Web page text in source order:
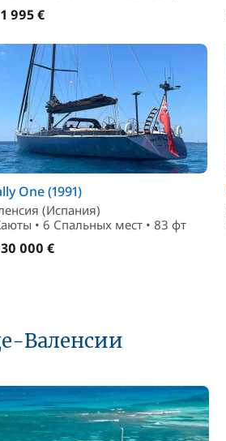
1 995 €
One (1991)
(Испания)
• 6 Спальныx мест • 83 фт
30 000 €
Валенсии